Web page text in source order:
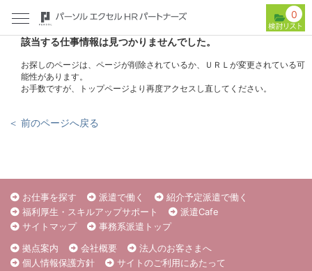
0
該当する仕事情報は見つかりませんでした。
お探しのページは、ページが削除されているか、ＵＲＬが変更されている可
能性があります。
お手数ですが、トップページより再度アクセスし直してください。
＜ 前のページへ戻る
お仕事を探す 派遣で働く
紹介予定派遣で働く
福利厚生・スキルアップサポート
派遣Cafe
サイトマップ
事務系派遣トップ
拠点案内
会社概要
法人のお客さまへ
個人情報保護方針
サイトのご利用にあたって